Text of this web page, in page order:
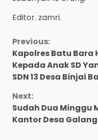
Editor. zamri.
Continue
Reading
Previous:
Kapolres Batu Bara
Kepada Anak SD
SDN 13 Desa Binjai
Next:
Sudah Dua Minggu
Kantor Desa